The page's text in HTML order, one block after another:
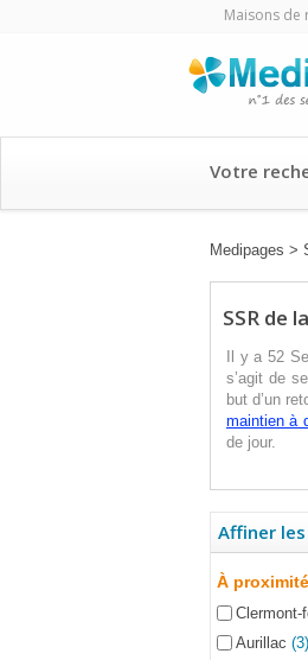
Maisons de
Votre
Medipages >
SSR de
Il y a 52
s’agit de
but d’un
maintien à
de jour.
Affiner
À
Clermont-
Aurillac (3)